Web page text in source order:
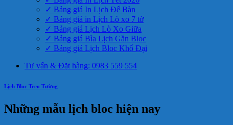
✓ Bảng giá In Lịch Để Bàn
✓ Bảng giá in Lịch Lò xo 7 tờ
✓ Bảng giá Lịch Lò Xo Giữa
✓ Bảng giá Bìa Lịch Gắn Bloc
✓ Bảng giá Lịch Bloc Khổ Đại
Tư vấn & Đặt hàng: 0983 559 554
Lịch Bloc Treo Tường
Những mẫu lịch bloc hiện nay